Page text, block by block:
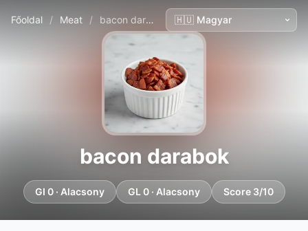
Főoldal / Meat / bacon darabok
bacon darabok
GI 0 · Alacsony GL 0 · Alacsony Score 3/10